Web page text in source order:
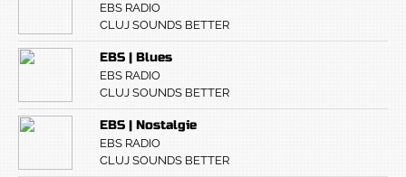
EBS RADIO
CLUJ SOUNDS BETTER
EBS | Blues
EBS RADIO
CLUJ SOUNDS BETTER
EBS | Nostalgie
EBS RADIO
CLUJ SOUNDS BETTER